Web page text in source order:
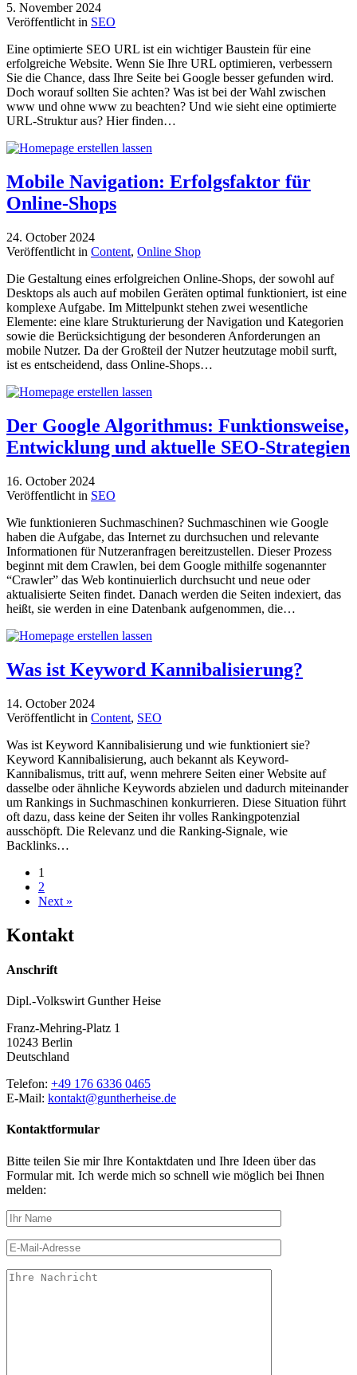
5. November 2024
Veröffentlicht in SEO
Eine optimierte SEO URL ist ein wichtiger Baustein für eine
erfolgreiche Website. Wenn Sie Ihre URL optimieren, verbessern
Sie die Chance, dass Ihre Seite bei Google besser gefunden wird.
Doch worauf sollten Sie achten? Was ist bei der Wahl zwischen
www und ohne www zu beachten? Und wie sieht eine optimierte
URL-Struktur aus? Hier finden…
Mobile Navigation: Erfolgsfaktor für
Online-Shops
24. October 2024
Veröffentlicht in Content, Online Shop
Die Gestaltung eines erfolgreichen Online-Shops, der sowohl auf
Desktops als auch auf mobilen Geräten optimal funktioniert, ist eine
komplexe Aufgabe. Im Mittelpunkt stehen zwei wesentliche
Elemente: eine klare Strukturierung der Navigation und Kategorien
sowie die Berücksichtigung der besonderen Anforderungen an
mobile Nutzer. Da der Großteil der Nutzer heutzutage mobil surft,
ist es entscheidend, dass Online-Shops…
Der Google Algorithmus: Funktionsweise,
Entwicklung und aktuelle SEO-Strategien
16. October 2024
Veröffentlicht in SEO
Wie funktionieren Suchmaschinen? Suchmaschinen wie Google
haben die Aufgabe, das Internet zu durchsuchen und relevante
Informationen für Nutzeranfragen bereitzustellen. Dieser Prozess
beginnt mit dem Crawlen, bei dem Google mithilfe sogenannter
“Crawler” das Web kontinuierlich durchsucht und neue oder
aktualisierte Seiten findet. Danach werden die Seiten indexiert, das
heißt, sie werden in eine Datenbank aufgenommen, die…
Was ist Keyword Kannibalisierung?
14. October 2024
Veröffentlicht in Content, SEO
Was ist Keyword Kannibalisierung und wie funktioniert sie?
Keyword Kannibalisierung, auch bekannt als Keyword-
Kannibalismus, tritt auf, wenn mehrere Seiten einer Website auf
dasselbe oder ähnliche Keywords abzielen und dadurch miteinander
um Rankings in Suchmaschinen konkurrieren. Diese Situation führt
oft dazu, dass keine der Seiten ihr volles Rankingpotenzial
ausschöpft. Die Relevanz und die Ranking-Signale, wie
Backlinks…
1
2
Next »
Kontakt
Anschrift
Dipl.-Volkswirt Gunther Heise
Franz-Mehring-Platz 1
10243 Berlin
Deutschland
Telefon: +49 176 6336 0465
E-Mail: kontakt@guntherheise.de
Kontaktformular
Bitte teilen Sie mir Ihre Kontaktdaten und Ihre Ideen über das
Formular mit. Ich werde mich so schnell wie möglich bei Ihnen
melden: